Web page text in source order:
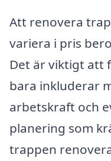
Att renovera
variera i pris
Det är viktigt att
bara inkluderar
arbetskraft och
planering som
trappen